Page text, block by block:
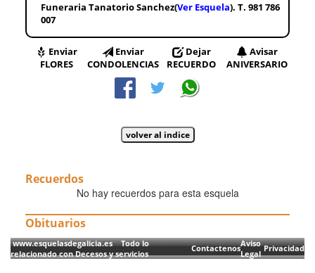
Funeraria Tanatorio Sanchez(Ver Esquela). T. 981 786
007
Enviar
FLORES
Enviar
CONDOLENCIAS
Dejar
RECUERDO
Avisar
ANIVERSARIO
Recuerdos
No hay recuerdos para esta esquela
Obituarios
www.esquelasdegalicia.es Todo lo
relacionado con Decesos y servicios
ContactenosAviso
Legal
Privacidad